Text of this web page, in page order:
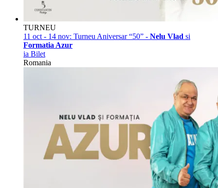
TURNEU
11 oct - 14 nov: Turneu Aniversar “50” - Nelu Vlad si
Formatia Azur
ia Bilet
Romania